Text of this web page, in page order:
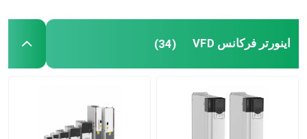
اینورتر فرکانس VFD (34)